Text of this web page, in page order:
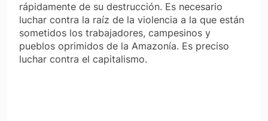
rápidamente de su destrucción. Es necesario
luchar contra la raíz de la violencia a la que están
sometidos los trabajadores, campesinos y
pueblos oprimidos de la Amazonía. Es preciso
luchar contra el capitalismo.